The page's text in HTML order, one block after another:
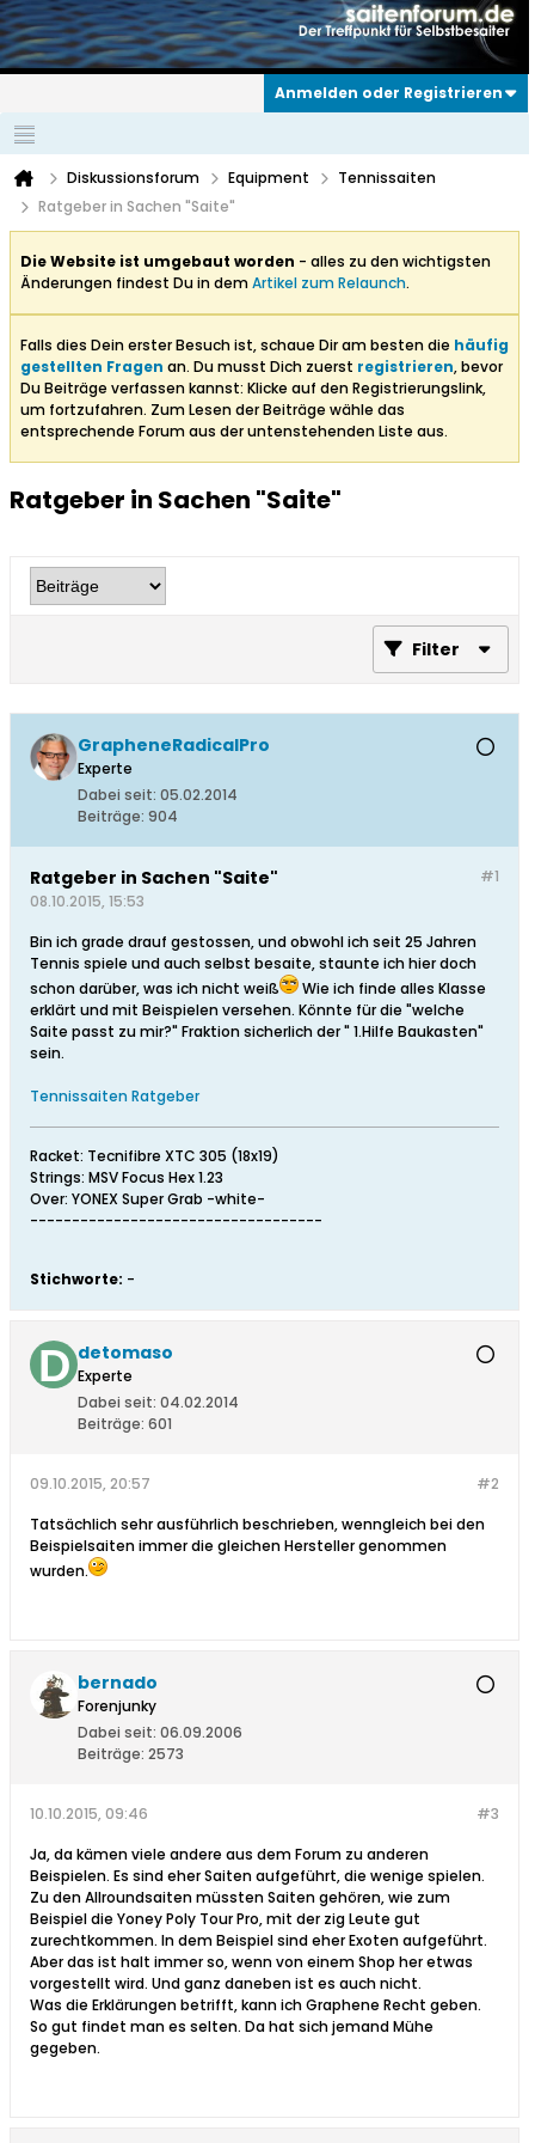
Anmelden oder Registrieren
Diskussionsforum Equipment
Tennissaiten
Ratgeber in Sachen "Saite"
Die Website ist umgebaut worden - alles zu den wichtigsten
Änderungen findest Du in demArtikel zum Relaunch.
Falls dies Dein erster Besuch ist, schaue Dir am besten die häufig
gestellten Fragen an. Du musst Dich zuerst registrieren, bevor
Du Beiträge verfassen kannst: Klicke auf den Registrierungslink,
um fortzufahren. Zum Lesen der Beiträge wähle das
entsprechende Forum aus der untenstehenden Liste aus.
Ratgeber in Sachen "Saite"
Filter
GrapheneRadicalPro
Experte
Dabei seit: 05.02.2014
Beiträge: 904
#1
Ratgeber in Sachen "Saite"
08.10.2015, 15:53
Bin ich grade drauf gestossen, und obwohl ich seit 25 Jahren
Tennis spiele und auch selbst besaite, staunte ich hier doch
schon darüber, was ich nicht weiß
Wie ich finde alles Klasse
erklärt und mit Beispielen versehen. Könnte für die "welche
Saite passt zu mir?" Fraktion sicherlich der " 1.Hilfe Baukasten"
sein.
Tennissaiten Ratgeber
Racket: Tecnifibre XTC 305 (18x19)
Strings: MSV Focus Hex 1.23
Over: YONEX Super Grab -white-
-----------------------------------
Stichworte: -
detomaso
Experte
Dabei seit: 04.02.2014
Beiträge: 601
#2
09.10.2015, 20:57
Tatsächlich sehr ausführlich beschrieben, wenngleich bei den
Beispielsaiten immer die gleichen Hersteller genommen
wurden.
bernado
Forenjunky
Dabei seit: 06.09.2006
Beiträge: 2573
#3
10.10.2015, 09:46
Ja, da kämen viele andere aus dem Forum zu anderen
Beispielen. Es sind eher Saiten aufgeführt, die wenige spielen.
Zu den Allroundsaiten müssten Saiten gehören, wie zum
Beispiel die Yoney Poly Tour Pro, mit der zig Leute gut
zurechtkommen. In dem Beispiel sind eher Exoten aufgeführt.
Aber das ist halt immer so, wenn von einem Shop her etwas
vorgestellt wird. Und ganz daneben ist es auch nicht.
Was die Erklärungen betrifft, kann ich Graphene Recht geben.
So gut findet man es selten. Da hat sich jemand Mühe
gegeben.